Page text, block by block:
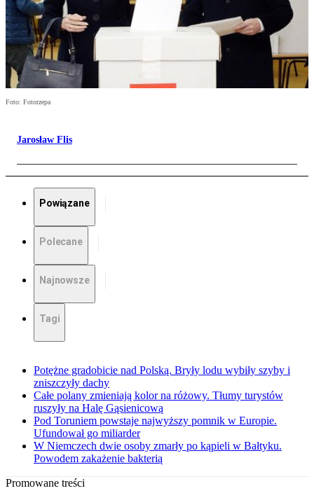
Foto: Fotorzepa
Jarosław Flis
Powiązane
Polecane
Najnowsze
Tagi
Potężne gradobicie nad Polską. Bryły lodu wybiły szyby i
zniszczyły dachy
Całe polany zmieniają kolor na różowy. Tłumy turystów
ruszyły na Halę Gąsienicową
Pod Toruniem powstaje najwyższy pomnik w Europie.
Ufundował go miliarder
W Niemczech dwie osoby zmarły po kąpieli w Bałtyku.
Powodem zakażenie bakterią
Promowane treści